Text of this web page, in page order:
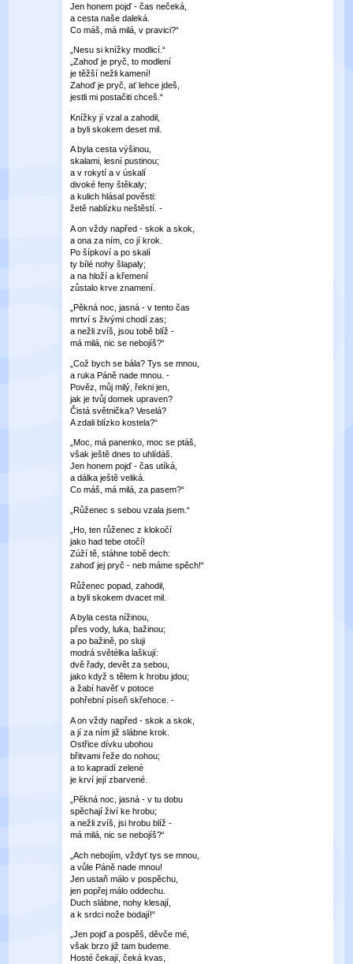
Jen honem pojď - čas nečeká,
a cesta naše daleká.
Co máš, má milá, v pravici?“
„Nesu si knížky modlicí.“
„Zahoď je pryč, to modlení
je těžší nežli kamení!
Zahoď je pryč, ať lehce jdeš,
jestli mi postačiti chceš.“
Knížky jí vzal a zahodil,
a byli skokem deset mil.
A byla cesta výšinou,
skalami, lesní pustinou;
a v rokytí a v úskalí
divoké feny štěkaly;
a kulich hlásal pověsti:
žetě nablízku neštěstí. -
A on vždy napřed - skok a skok,
a ona za ním, co jí krok.
Po šípkoví a po skalí
ty bílé nohy šlapaly;
a na hloží a křemení
zůstalo krve znamení.
„Pěkná noc, jasná - v tento čas
mrtví s živými chodí zas;
a nežli zvíš, jsou tobě blíž -
má milá, nic se nebojíš?“
„Což bych se bála? Tys se mnou,
a ruka Páně nade mnou. -
Pověz, můj milý, řekni jen,
jak je tvůj domek upraven?
Čistá světnička? Veselá?
A zdali blízko kostela?“
„Moc, má panenko, moc se ptáš,
však ještě dnes to uhlídáš.
Jen honem pojď - čas utíká,
a dálka ještě veliká.
Co máš, má milá, za pasem?“
„Růženec s sebou vzala jsem.“
„Ho, ten růženec z klokočí
jako had tebe otočí!
Zúží tě, stáhne tobě dech:
zahoď jej pryč - neb máme spěch!“
Růženec popad, zahodil,
a byli skokem dvacet mil.
A byla cesta nížinou,
přes vody, luka, bažinou;
a po bažině, po sluji
modrá světélka laškují:
dvě řady, devět za sebou,
jako když s tělem k hrobu jdou;
a žabí havěť v potoce
pohřební píseň skřehoce. -
A on vždy napřed - skok a skok,
a jí za ním již slábne krok.
Ostřice dívku ubohou
břitvami řeže do nohou;
a to kapradí zelené
je krví její zbarvené.
„Pěkná noc, jasná - v tu dobu
spěchají živí ke hrobu;
a nežli zvíš, jsi hrobu blíž -
má milá, nic se nebojíš?“
„Ach nebojím, vždyť tys se mnou,
a vůle Páně nade mnou!
Jen ustaň málo v pospěchu,
jen popřej málo oddechu.
Duch slábne, nohy klesají,
a k srdci nože bodají!“
„Jen pojď a pospěš, děvče mé,
však brzo již tam budeme.
Hosté čekají, čeká kvas,